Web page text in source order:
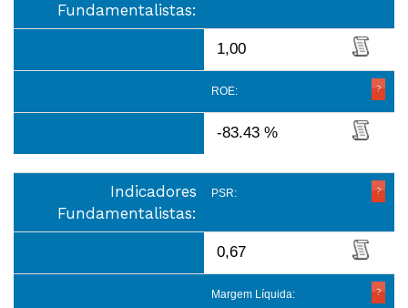
Fundamentalistas:
1,00
ROE:
-83.43 %
Indicadores
Fundamentalistas:
PSR:
0,67
Margem Líquida: